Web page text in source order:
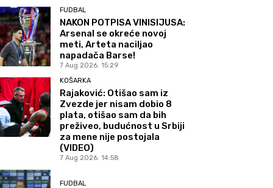
FUDBAL
NAKON POTPISA VINISIJUSA:
Arsenal se okreće novoj
meti, Arteta naciljao
napadača Barse!
7 Aug 2026. 15:29
KOŠARKA
Rajaković: Otišao sam iz
Zvezde jer nisam dobio 8
plata, otišao sam da bih
preživeo, budućnost u Srbiji
za mene nije postojala
(VIDEO)
7 Aug 2026. 14:58
FUDBAL